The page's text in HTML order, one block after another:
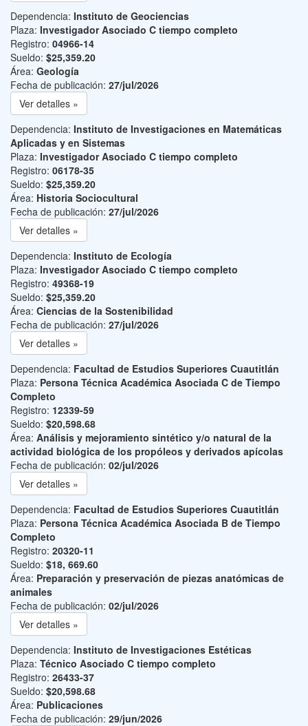
Dependencia: Instituto de Geociencias
Plaza: Investigador Asociado C tiempo completo
Registro: 04966-14
Sueldo: $25,359.20
Área: Geología
Fecha de publicación: 27/jul/2026
Ver detalles »
Dependencia: Instituto de Investigaciones en Matemáticas
Aplicadas y en Sistemas
Plaza: Investigador Asociado C tiempo completo
Registro: 06178-35
Sueldo: $25,359.20
Área: Historia Sociocultural
Fecha de publicación: 27/jul/2026
Ver detalles »
Dependencia: Instituto de Ecología
Plaza: Investigador Asociado C tiempo completo
Registro: 49368-19
Sueldo: $25,359.20
Área: Ciencias de la Sostenibilidad
Fecha de publicación: 27/jul/2026
Ver detalles »
Dependencia: Facultad de Estudios Superiores Cuautitlán
Plaza: Persona Técnica Académica Asociada C de Tiempo
Completo
Registro: 12339-59
Sueldo: $20,598.68
Área: Análisis y mejoramiento sintético y/o natural de la
actividad biológica de los propóleos y derivados apícolas
Fecha de publicación: 02/jul/2026
Ver detalles »
Dependencia: Facultad de Estudios Superiores Cuautitlán
Plaza: Persona Técnica Académica Asociada B de Tiempo
Completo
Registro: 20320-11
Sueldo: $18, 669.60
Área: Preparación y preservación de piezas anatómicas de
animales
Fecha de publicación: 02/jul/2026
Ver detalles »
Dependencia: Instituto de Investigaciones Estéticas
Plaza: Técnico Asociado C tiempo completo
Registro: 26433-37
Sueldo: $20,598.68
Área: Publicaciones
Fecha de publicación: 29/jun/2026